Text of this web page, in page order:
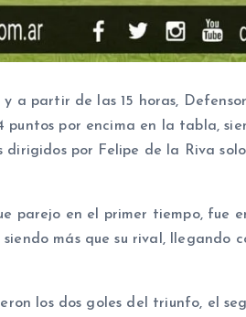
a partir de las 15 horas,
puntos por encima en la tabla,
por Felipe de la Riva
parejo en el primer tiempo, fue
más que su rival, llegando
los dos goles del triunfo, el